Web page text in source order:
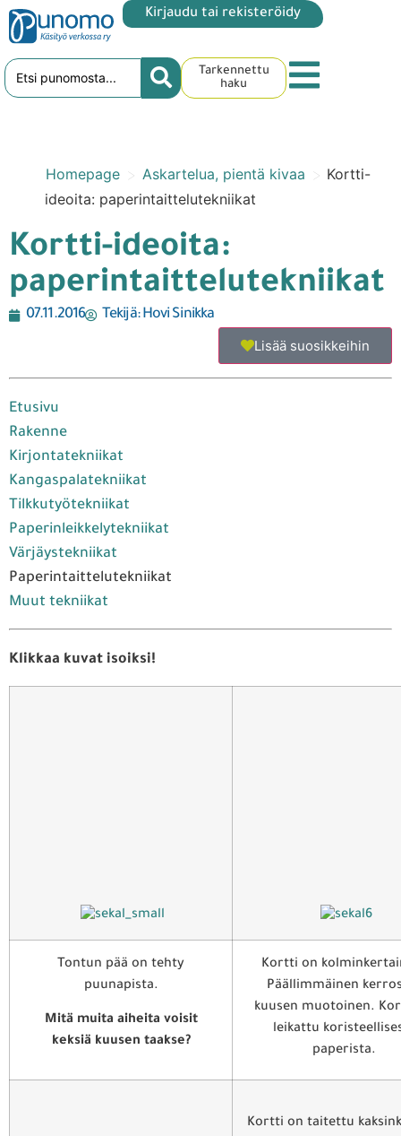
Kirjaudu tai rekisteröidy
Tarkennettu
haku
Homepage > Askartelua, pientä kivaa > Kortti-
ideoita: paperintaittelutekniikat
Kortti-ideoita:
paperintaittelutekniikat
07.11.2016 Tekijä:Hovi Sinikka
Lisää suosikkeihin
Etusivu
Rakenne
Kirjontatekniikat
Kangaspalatekniikat
Tilkkutyötekniikat
Paperinleikkelytekniikat
Värjäystekniikat
Paperintaittelutekniikat
Muut tekniikat
Klikkaa kuvat isoiksi!
Tontun pää on tehty
puunapista.
Mitä muita aiheita voisit
keksiä kuusen taakse?
Kortti on
Päällimmäinen
kuusen muotoinen.
leikattu
paperista.
Kortti on taitettu